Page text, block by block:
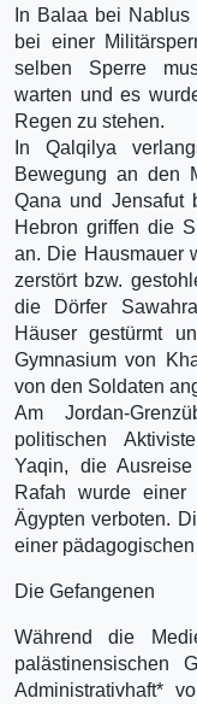
In Balaa bei
bei einer
selben Sperre
warten und es
Regen zu stehen.
In Qalqilya
Bewegung an den
Qana und Jensafut
Hebron griffen die
an. Die Hausmauer
zerstört bzw.
die Dörfer
Häuser gestürmt
Gymnasium von
von den Soldaten
Am Jordan-
politischen
Yaqin, die
Rafah wurde einer
Ägypten verboten.
einer
Die Gefangenen
Während die
palästinensischen
Administrativhaft*